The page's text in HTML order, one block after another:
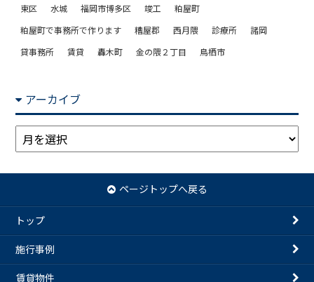
東区
水城 福岡市博多区 竣工
粕屋町
粕屋町で事務所で作ります
糟屋郡 西月隈 診療所
諸岡
貸事務所
賃貸 轟木町 金の隈２丁目 鳥栖市
アーカイブ
ア
ー
ブ
ページトップへ戻る
トップ
施行事例
賃貸物件